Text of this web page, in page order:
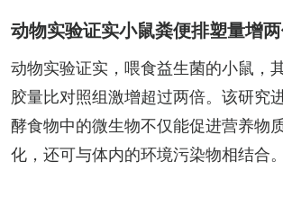
动物实验证实小鼠粪便排塑量增
动物实验证实，喂食益生菌的小鼠，
胶量比对照组激增超过两倍。该研究
酵食物中的微生物不仅能促进营养物
化，还可与体内的环境污染物相结合。